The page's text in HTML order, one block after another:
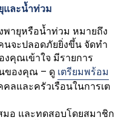
และน้ำท่วม
ายุหรือน้ำท่วม หมายถึง
จะปลอดภัยยิ่งขึ้น จัดทำ
คุณเข้าใจ มีรายการ
ของคุณ – ดู เตรียมพร้อม
ลและครัวเรือนในการเต
มอ และทดสอบโดยสมาชิก